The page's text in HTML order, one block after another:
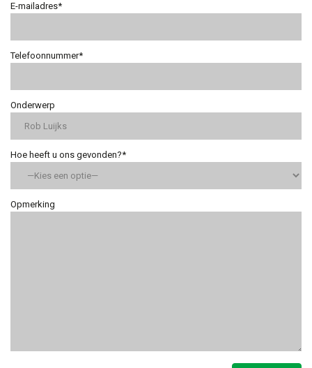
E-mailadres*
Telefoonnummer*
Onderwerp
Hoe heeft u ons gevonden?*
Opmerking